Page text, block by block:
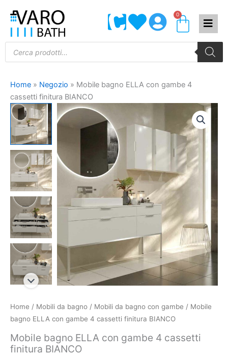
contenuto
0
Products
search
Home » Negozio » Mobile bagno ELLA con gambe 4
cassetti finitura BIANCO
Home / Mobili da bagno / Mobili da bagno con gambe / Mobile
bagno ELLA con gambe 4 cassetti finitura BIANCO
Mobile bagno ELLA con gambe 4 cassetti
finitura BIANCO
Mobile
bagno
con